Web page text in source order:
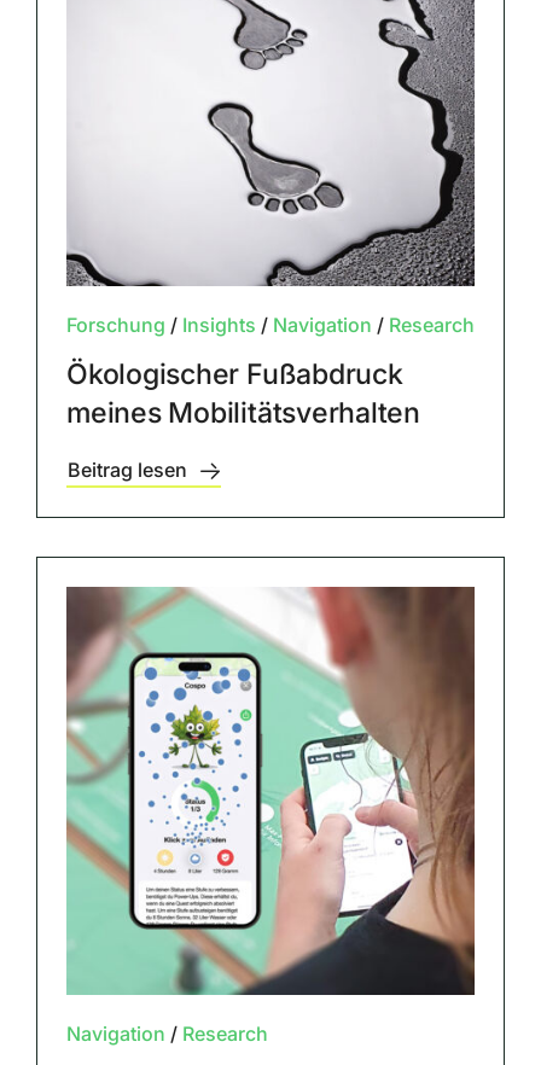
Forschung / Insights / Navigation / Research
Ökologischer Fußabdruck
meines Mobilitätsverhalten
Beitrag lesen
Navigation / Research